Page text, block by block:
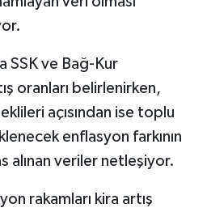
SSK ve Bağ-Kur
oranları belirlenirken,
açısından ise toplu
enflasyon farkının
alınan veriler netleşiyor.
rakamları kira artış